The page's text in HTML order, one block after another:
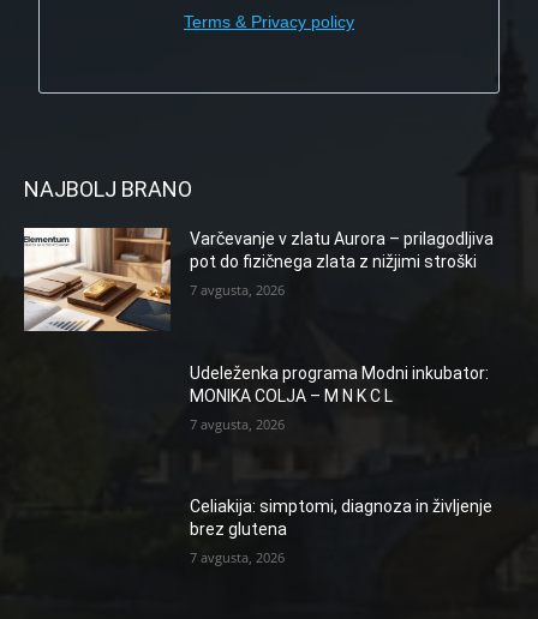
Terms & Privacy policy
NAJBOLJ BRANO
Varčevanje v zlatu Aurora – prilagodljiva
pot do fizičnega zlata z nižjimi stroški
7 avgusta, 2026
Udeleženka programa Modni inkubator:
MONIKA COLJA – M N K C L
7 avgusta, 2026
Celiakija: simptomi, diagnoza in življenje
brez glutena
7 avgusta, 2026